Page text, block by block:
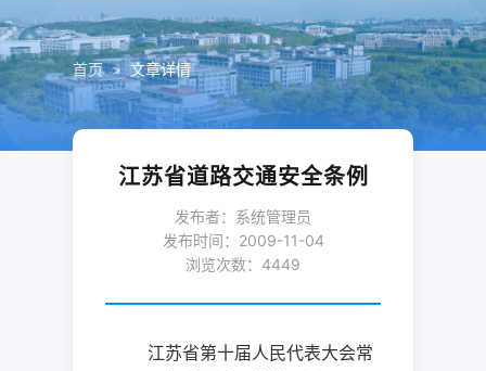
首页 > 文章详情
江苏省道路交通安全条例
发布者：系统管理员
发布时间：2009-11-04
浏览次数： 4449
江苏省第十届人民代表大会常